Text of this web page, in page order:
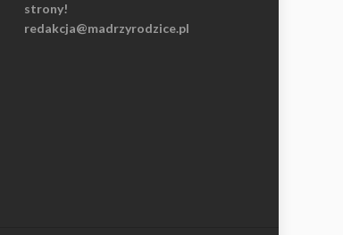
strony!
redakcja@madrzyrodzice.pl